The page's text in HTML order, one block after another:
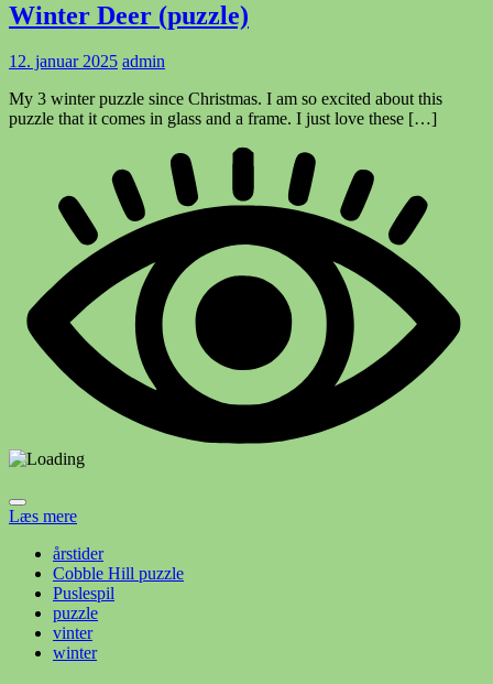
Winter Deer (puzzle)
12. januar 2025 admin
My 3 winter puzzle since Christmas. I am so excited about this
puzzle that it comes in glass and a frame. I just love these […]
Læs mere
årstider
Cobble Hill puzzle
Puslespil
puzzle
vinter
winter